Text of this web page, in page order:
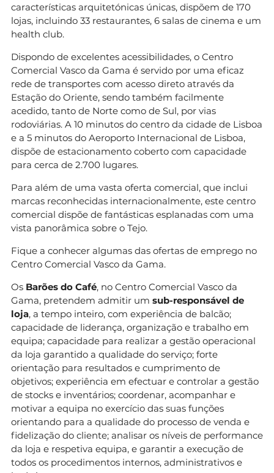
características arquitetónicas únicas, dispõem de 170
lojas, incluindo 33 restaurantes, 6 salas de cinema e um
health club.
Dispondo de excelentes acessibilidades, o Centro
Comercial Vasco da Gama é servido por uma eficaz
rede de transportes com acesso direto através da
Estação do Oriente, sendo também facilmente
acedido, tanto de Norte como de Sul, por vias
rodoviárias. A 10 minutos do centro da cidade de Lisboa
e a 5 minutos do Aeroporto Internacional de Lisboa,
dispõe de estacionamento coberto com capacidade
para cerca de 2.700 lugares.
Para além de uma vasta oferta comercial, que inclui
marcas reconhecidas internacionalmente, este centro
comercial dispõe de fantásticas esplanadas com uma
vista panorâmica sobre o Tejo.
Fique a conhecer algumas das ofertas de emprego no
Centro Comercial Vasco da Gama.
Os Barões do Café, no Centro Comercial Vasco da
Gama, pretendem admitir um sub-responsável de
loja, a tempo inteiro, com experiência de balcão;
capacidade de liderança, organização e trabalho em
equipa; capacidade para realizar a gestão operacional
da loja garantido a qualidade do serviço; forte
orientação para resultados e cumprimento de
objetivos; experiência em efectuar e controlar a gestão
de stocks e inventários; coordenar, acompanhar e
motivar a equipa no exercício das suas funções
orientando para a qualidade do processo de venda e
fidelização do cliente; analisar os níveis de performance
da loja e respetiva equipa, e garantir a execução de
todos os procedimentos internos, administrativos e